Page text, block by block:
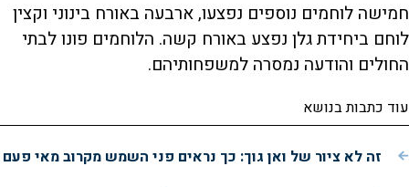
חמישה לוחמים נוספים נפצעו, ארבעה באורח בינוני וקצין
לוחם ביחידת גלן נפצע באורח קשה. הלוחמים פונו לבתי
החולים והודעה נמסרה למשפחותיהם.
עוד כתבות בנושא
זה לא ציור של ואן גוך: כך נראים פני השמש מקרוב מאי פעם